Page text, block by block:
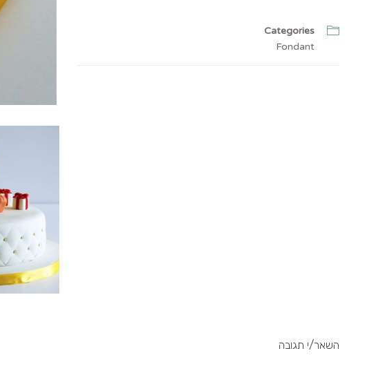
Categories
Fondant
השאר/י תגובה